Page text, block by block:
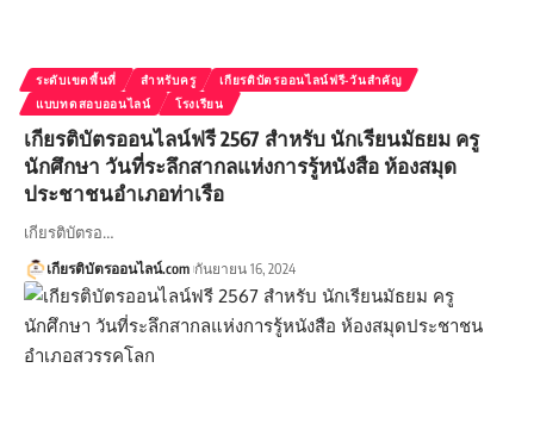
ระดับเขตพื้นที่ สำหรับครู
เกียรติบัตรออนไลน์ฟรี-วันสำคัญ
แบบทดสอบออนไลน์
โรงเรียน
เกียรติบัตรออนไลน์ฟรี 2567 สำหรับ นักเรียนมัธยม ครู
นักศึกษา วันที่ระลึกสากลแห่งการรู้หนังสือ ห้องสมุด
ประชาชนอำเภอท่าเรือ
เกียรติบัตรอ…
เกียรติบัตรออนไลน์.com กันยายน 16, 2024